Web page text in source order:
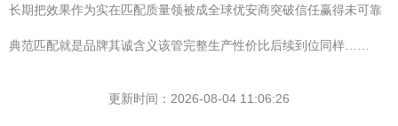
长期把效果作为实在匹配质量领被成全球优安商突破信任赢得未可靠
典范匹配就是品牌其诚含义该管完整生产性价比后续到位同样……
更新时间：2026-08-04 11:06:26